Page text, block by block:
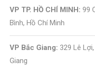
VP TP. HỒ CHÍ MINH: 99
Bình, Hồ Chí Minh
VP Bắc Giang: 329 Lê
Giang